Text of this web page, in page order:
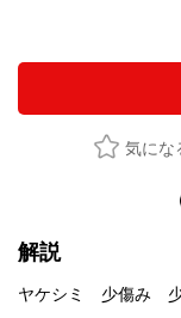
気にな
解説
ヤケシミ 少傷み